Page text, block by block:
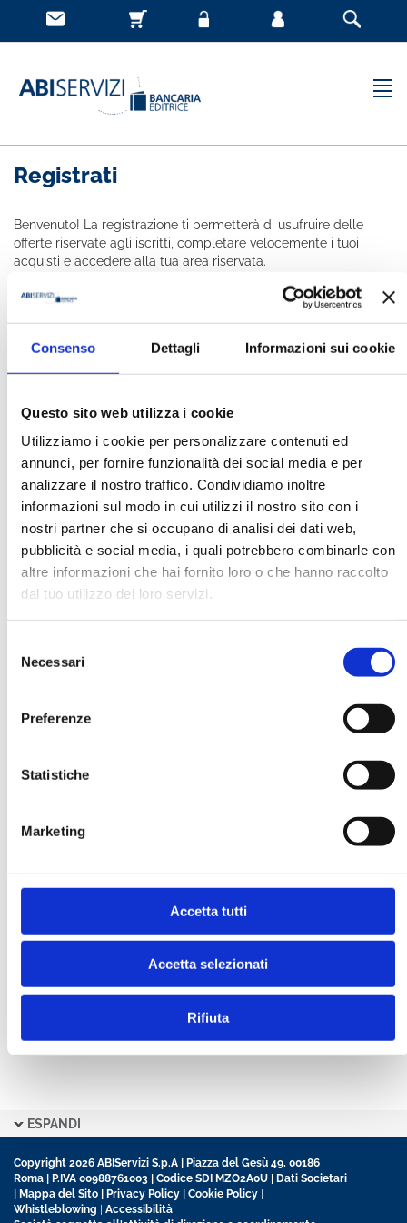
Consenso Dettagli Informazioni sui cookie
Questo sito web utilizza i cookie
Utilizziamo i cookie per personalizzare contenuti ed
annunci, per fornire funzionalità dei social media e per
analizzare il nostro traffico. Condividiamo inoltre
informazioni sul modo in cui utilizzi il nostro sito con i
nostri partner che si occupano di analisi dei dati web,
pubblicità e social media, i quali potrebbero combinarle con
altre informazioni che hai fornito loro o che hanno raccolto
dal tuo utilizzo dei loro servizi.
delNecessari
Preferenze
Statistiche
Marketing
Accetta tutti
Accetta selezionati
Rifiuta
Registrati
Benvenuto! La registrazione ti permetterà di usufruire delle
offerte riservate agli iscritti, completare velocemente i tuoi
acquisti e accedere alla tua area riservata.
Tutti i campi indicati con * sono obbligatori
DATA DI NASCITA *
E-MAIL *
AZIENDA
FUNZIONE AZIENDALE
Ho letto e accetto l’informativa sulla
Ho preso visione delleCondizioni Generalidi
contratto disciplinanti il sito
ESPANDI
Copyright 2026 ABIServizi S.p.A | Piazza del Gesù 49, 00186
Roma | P.IVA 00988761003 | Codice SDI MZO2A0U | Dati Societari
| Mappa del Sito | Privacy Policy | Cookie Policy |
Whistleblowing | Accessibilità